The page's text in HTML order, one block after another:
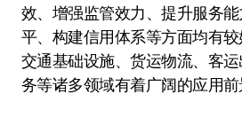
效、增强监管效力、提升服务
平、构建信用体系等方面均有
交通基础设施、货运物流、客
务等诸多领域有着广阔的应用前